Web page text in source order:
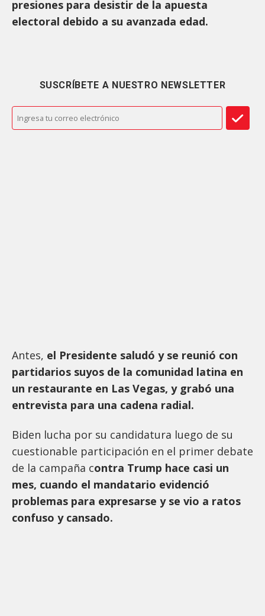
presiones para desistir de la apuesta
electoral debido a su avanzada edad.
SUSCRÍBETE A NUESTRO NEWSLETTER
Antes, el Presidente saludó y se reunió con
partidarios suyos de la comunidad latina en
un restaurante en Las Vegas, y grabó una
entrevista para una cadena radial.
Biden lucha por su candidatura luego de su
cuestionable participación en el primer debate
de la campaña contra Trump hace casi un
mes, cuando el mandatario evidenció
problemas para expresarse y se vio a ratos
confuso y cansado.